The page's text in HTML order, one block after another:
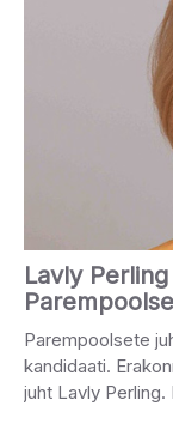
Lavly
Parempoolsete
kandidaati.
juht Lavly